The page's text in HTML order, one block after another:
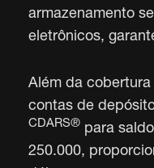
armazenamento
eletrônicos,
Além da
contas de
CDARS® para
250.000,